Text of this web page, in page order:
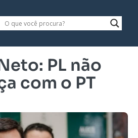
PL não
com o PT